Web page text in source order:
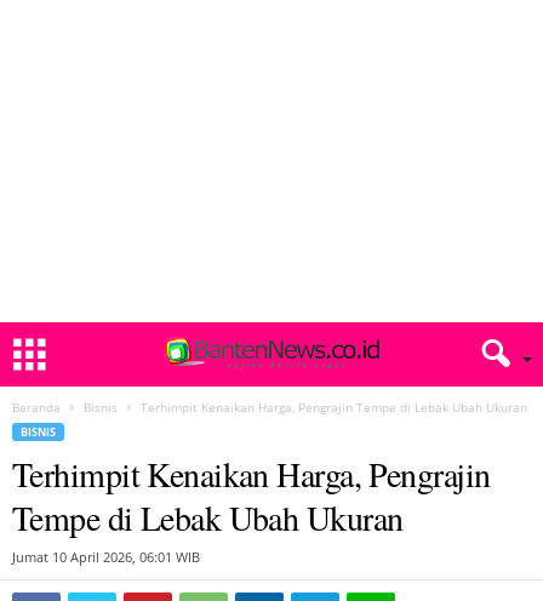
Beranda Bisnis Terhimpit Kenaikan Harga, Pengrajin Tempe di Lebak Ubah Ukuran
BISNIS
Terhimpit Kenaikan Harga, Pengrajin
Tempe di Lebak Ubah Ukuran
Jumat 10 April 2026, 06:01 WIB